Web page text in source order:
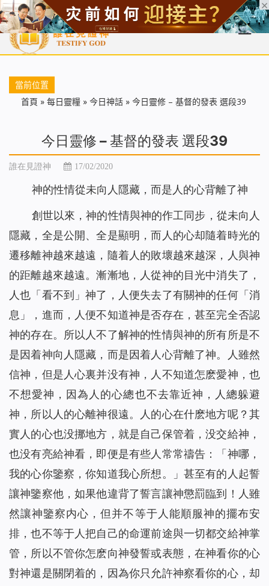
首頁 每日靈糧 天國福音 基督徒見證 信仰解答 聖經
當前位置
首頁 » 每日靈糧 » 今日神話 » 今日靈修 – 基督的發表 選段39
今日靈修 – 基督的發表 選段39
誰在見證神 17/02/2020
神的性情從未向人隱藏，而是人的心背離了神
創世以來，神的性情與神的作工同步，從未向人
隱藏，全是公開、全是顯明，而人的心却隨着時光的
遷移離神越來越遠，隨着人的敗壞越來越深，人與神
的距離越來越遠。漸漸地，人從神的目光中消失了，
人也「看不到」神了，人便失去了有關神的任何「消
息」，進而，人便不知道神是否存在，甚至完全否認
神的存在。所以人不了解神的性情與神的所有所是不
是因着神向人隱藏，而是因着人心背離了神。人雖然
信神，但是人心裏并没有神，人不知道怎麽愛神，也
不想愛神，因為人的心總也不去靠近神，人總躲避
神，所以人的心離神很遠。人的心在什麽地方呢？其
實人的心也没挪地方，就是自己保管着，没交給神，
也没有亮給神看，即便是有些人常常禱告：「神哪，
我的心你鑒察，你知道我心所想。」甚至有的人起誓
讓神鑒察他，如果他違背了誓言讓神懲罰臨到！人雖
然讓神鑒察内心，但并不等于人能順服神的擺布安
排，也不等于人把自己的命運前途與一切都交給神掌
管，所以不管你怎麽向神發誓或表態，在神看你的心
對神還是關閉着的，因為你只允許神察看你的心，却